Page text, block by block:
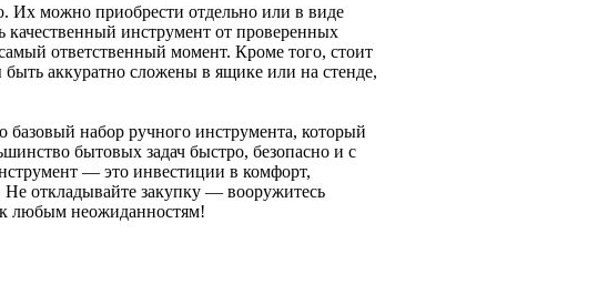
Их можно приобрести отдельно или в виде
качественный инструмент от проверенных
ответственный момент. Кроме того, стоит
аккуратно сложены в ящике или на стенде,
набор ручного инструмента, который
бытовых задач быстро, безопасно и с
— это инвестиции в комфорт,
Не откладывайте закупку — вооружитесь
к любым неожиданностям!